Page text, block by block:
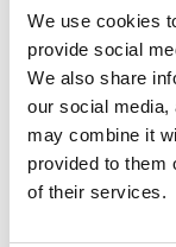
We use cookies
provide social
We also share
our social media,
may combine it
provided to them
of their services.
ROYAL
Shanghai
2018
Residential
→ Mehr sehen